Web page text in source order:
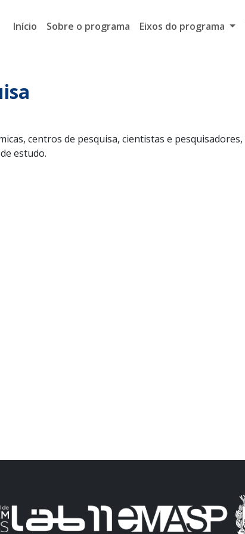
Início Sobre o programa Eixos do programa
centros de pesquisa, cientistas e
estudo.